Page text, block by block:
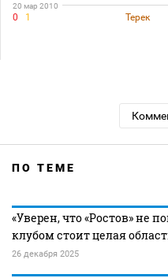
20 мар 2010
0 1 Терек
ПО ТЕМЕ
«Уверен, что «Ростов» не
клубом стоит целая
26 декабря 2025